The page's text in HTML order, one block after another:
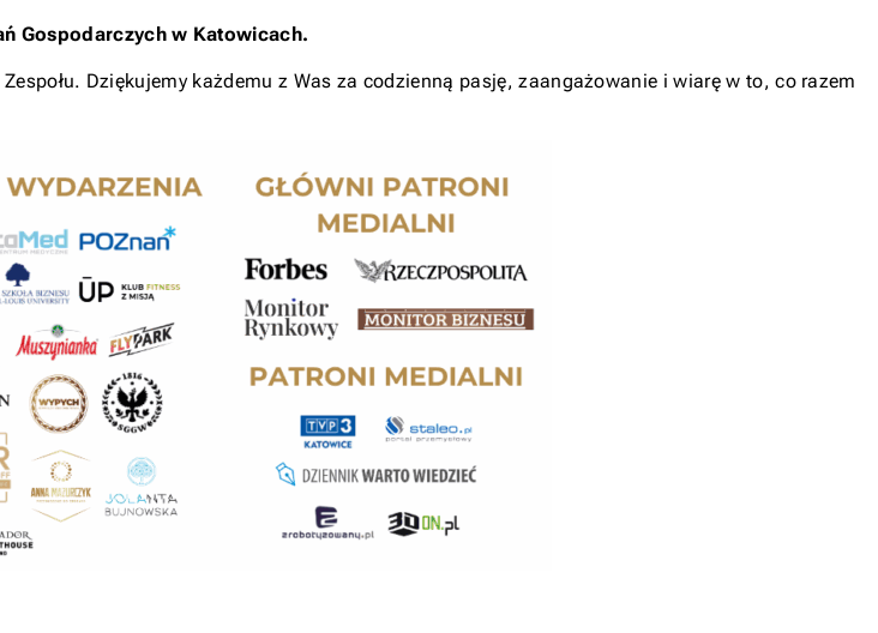
Gospodarczych w Katowicach.
Dziękujemy każdemu z Was za codzienną pasję, zaangażowanie i wiarę w to, co razem